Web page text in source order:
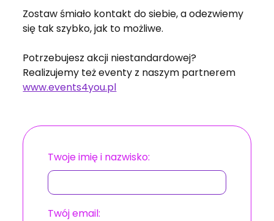
Zostaw śmiało kontakt do siebie, a odezwiemy
się tak szybko, jak to możliwe.
Potrzebujesz akcji niestandardowej?
Realizujemy też eventy z naszym partnerem
www.events4you.pl
Twoje imię i nazwisko:
Twój email: